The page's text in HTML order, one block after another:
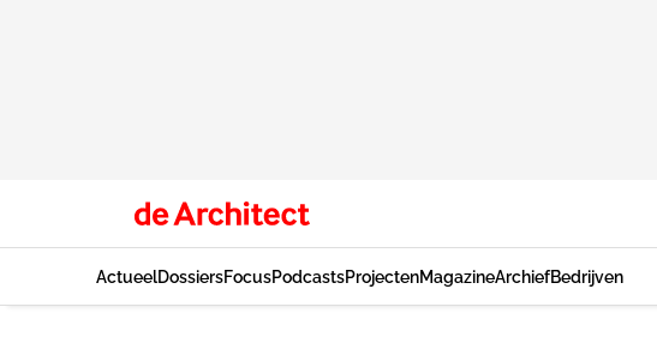
ActueelDossiersFocusPodcastsProjectenMagazineArchiefBedrijven